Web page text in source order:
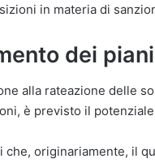
in materia di
dei
alla rateazione delle
è previsto il potenziale
che, originariamente, il